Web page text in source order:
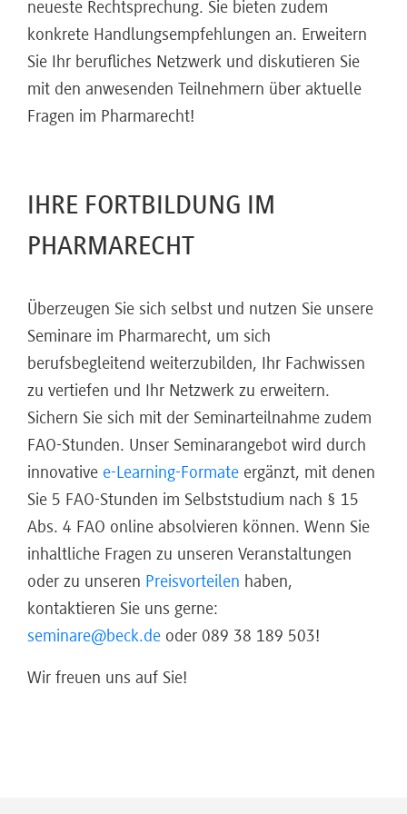
neueste Rechtsprechung. Sie bieten zudem
konkrete Handlungsempfehlungen an. Erweitern
Sie Ihr berufliches Netzwerk und diskutieren Sie
mit den anwesenden Teilnehmern über aktuelle
Fragen im Pharmarecht!
IHRE FORTBILDUNG IM
PHARMARECHT
Überzeugen Sie sich selbst und nutzen Sie unsere
Seminare im Pharmarecht, um sich
berufsbegleitend weiterzubilden, Ihr Fachwissen
zu vertiefen und Ihr Netzwerk zu erweitern.
Sichern Sie sich mit der Seminarteilnahme zudem
FAO-Stunden. Unser Seminarangebot wird durch
innovative e-Learning-Formate ergänzt, mit denen
Sie 5 FAO-Stunden im Selbststudium nach § 15
Abs. 4 FAO online absolvieren können. Wenn Sie
inhaltliche Fragen zu unseren Veranstaltungen
oder zu unseren Preisvorteilen haben,
kontaktieren Sie uns gerne:
seminare@beck.de oder 089 38 189 503!
Wir freuen uns auf Sie!